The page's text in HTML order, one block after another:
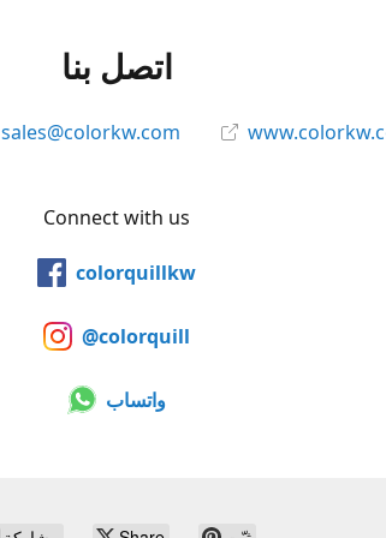
اتصل بنا
sales@colorkw.com
Connect with us
colorquillkw
@colorquill
واتساب